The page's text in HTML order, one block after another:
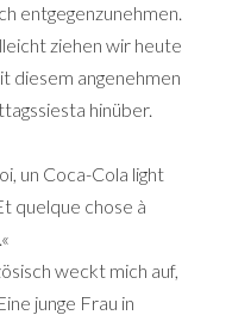
entgegenzunehmen.
ziehen wir heute
diesem angenehmen
hinüber.
un Coca-Cola light
quelque chose à
weckt mich auf,
junge Frau in